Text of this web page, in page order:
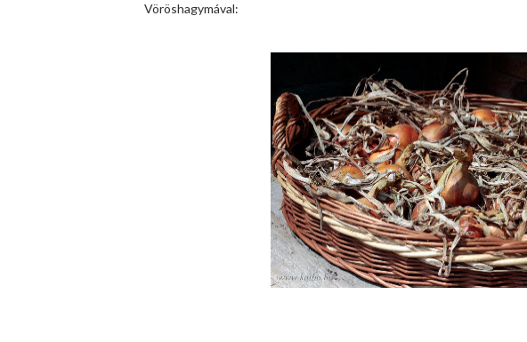
Vöröshagymával: